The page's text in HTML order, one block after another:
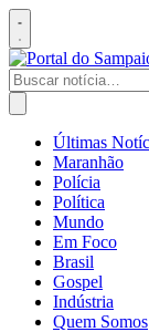
Pular
para
o
conteúdo
Abrir
menu
Buscar
por:
Abrir
buscaÚltimas
Maranhão
Polícia
Política
Mundo
Em Foco
Brasil
Gospel
Indústria
Quem Somos